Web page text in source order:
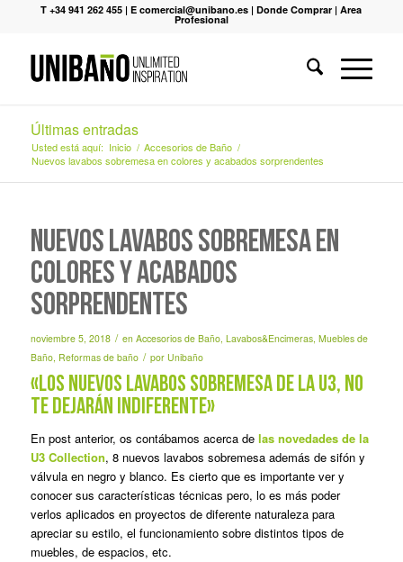
T +34 941 262 455 |E comercial@unibano.es |Donde Comprar |Area
Profesional
Últimas entradas
Usted está aquí: Inicio / Accesorios de Baño /
Nuevos lavabos sobremesa en colores y acabados sorprendentes
Nuevos lavabos sobremesa en
colores y acabados
sorprendentes
noviembre 5, 2018 / en Accesorios de Baño, Lavabos&Encimeras, Muebles de
Baño, Reformas de baño / por Unibaño
«Los nuevos lavabos sobremesa de la U3, no
te dejarán indiferente»
En post anterior, os contábamos acerca de las novedades de la
U3 Collection, 8 nuevos lavabos sobremesa además de sifón y
válvula en negro y blanco. Es cierto que es importante ver y
conocer sus características técnicas pero, lo es más poder
verlos aplicados en proyectos de diferente naturaleza para
apreciar su estilo, el funcionamiento sobre distintos tipos de
muebles, de espacios, etc.